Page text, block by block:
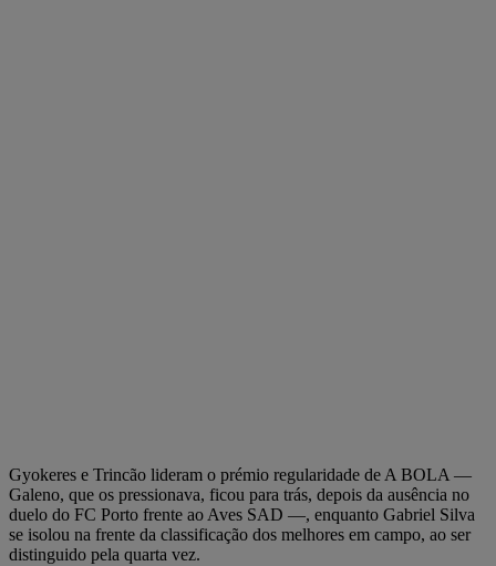
Gyokeres e Trincão lideram o prémio regularidade de A BOLA —
Galeno, que os pressionava, ficou para trás, depois da ausência no
duelo do FC Porto frente ao Aves SAD —, enquanto Gabriel Silva
se isolou na frente da classificação dos melhores em campo, ao ser
distinguido pela quarta vez.